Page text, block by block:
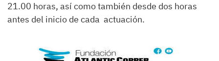
21.00 horas, así como también desde dos horas
antes del inicio de cada actuación.